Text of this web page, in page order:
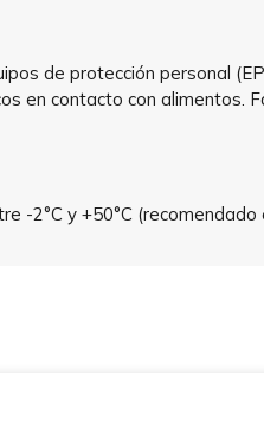
de protección personal
en contacto con alimentos.
-2°C y +50°C